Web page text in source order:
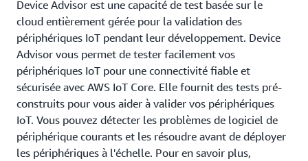
Device Advisor est une capacité de test basée sur le
cloud entièrement gérée pour la validation des
périphériques IoT pendant leur développement. Device
Advisor vous permet de tester facilement vos
périphériques IoT pour une connectivité fiable et
sécurisée avec AWS IoT Core. Elle fournit des tests pré-
construits pour vous aider à valider vos périphériques
IoT. Vous pouvez détecter les problèmes de logiciel de
périphérique courants et les résoudre avant de déployer
les périphériques à l'échelle. Pour en savoir plus,